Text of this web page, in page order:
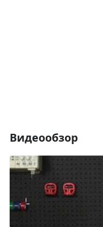
Видеообзор